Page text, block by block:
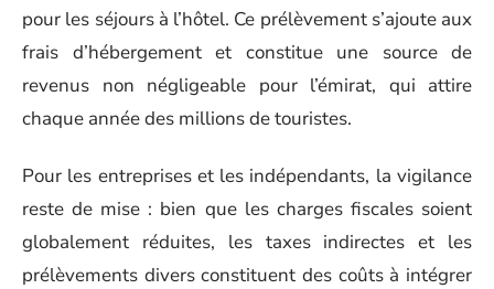
pour les séjours à l’hôtel. Ce prélèvement s’ajoute aux
frais d’hébergement et constitue une source de
revenus non négligeable pour l’émirat, qui attire
chaque année des millions de touristes.
Pour les entreprises et les indépendants, la vigilance
reste de mise : bien que les charges fiscales soient
globalement réduites, les taxes indirectes et les
prélèvements divers constituent des coûts à intégrer